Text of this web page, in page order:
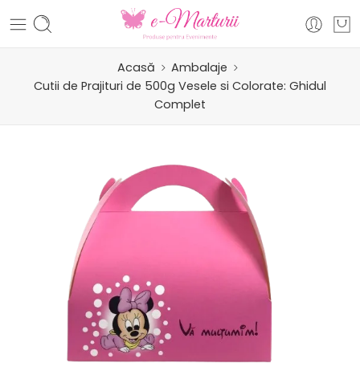
Acasă
Ambalaje
Cutii de Prajituri de 500g Vesele si Colorate: Ghidul
Complet